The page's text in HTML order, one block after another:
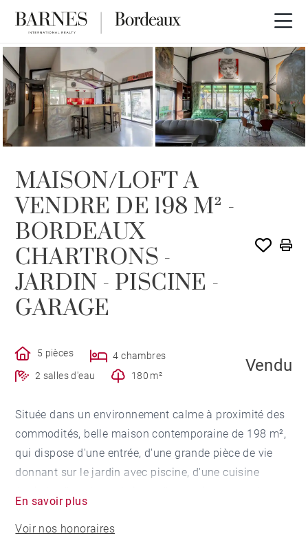
VENDU PAR BARNES
MAISON/LOFT A
VENDRE DE 198 M² -
BORDEAUX
CHARTRONS -
JARDIN - PISCINE -
GARAGE
5 pièces
4 chambres
2 salles d'eau
180 m²
Vendu
Située dans un environnement calme à proximité des
commodités, belle maison contemporaine de 198 m²,
qui dispose d'une entrée, d'une grande pièce de vie
donnant sur le jardin avec piscine, d'une cuisine
salle de bains et dressing. A l'étage, un grand palier
dessert trois belles chambres, une terrasse, ainsi
En savoir plus
Voir nos honoraires